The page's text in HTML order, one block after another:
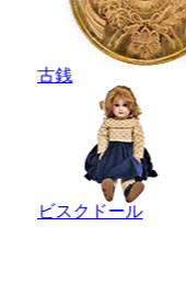
古銭
ビスクドール